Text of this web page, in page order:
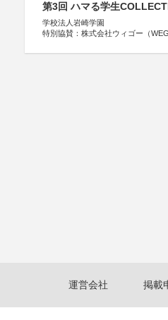
第3回 ハマる学生
学校法人岩崎学園
特別協賛：株式会社ウィゴー（
運営会社 掲載